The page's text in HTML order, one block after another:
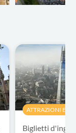
ATTRAZIONI E
Biglietti